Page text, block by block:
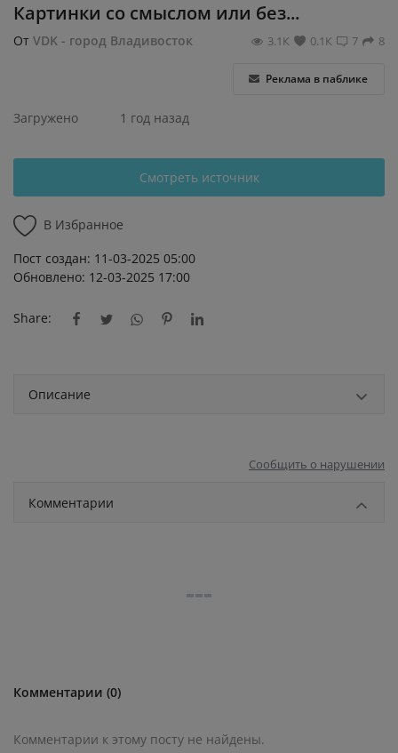
Картинки со смыслом или без...
От VDK - город Владивосток 8
7
0.1К
3.1К
Реклама в паблике
Загружено 1 год назад
Смотреть источник
В Избранное
Пост создан: 11-03-2025 05:00
Обновлено: 12-03-2025 17:00
Share:
Описание
Сообщить о нарушении
Комментарии
Комментарии (0)
Комментарии к этому посту не найдены.